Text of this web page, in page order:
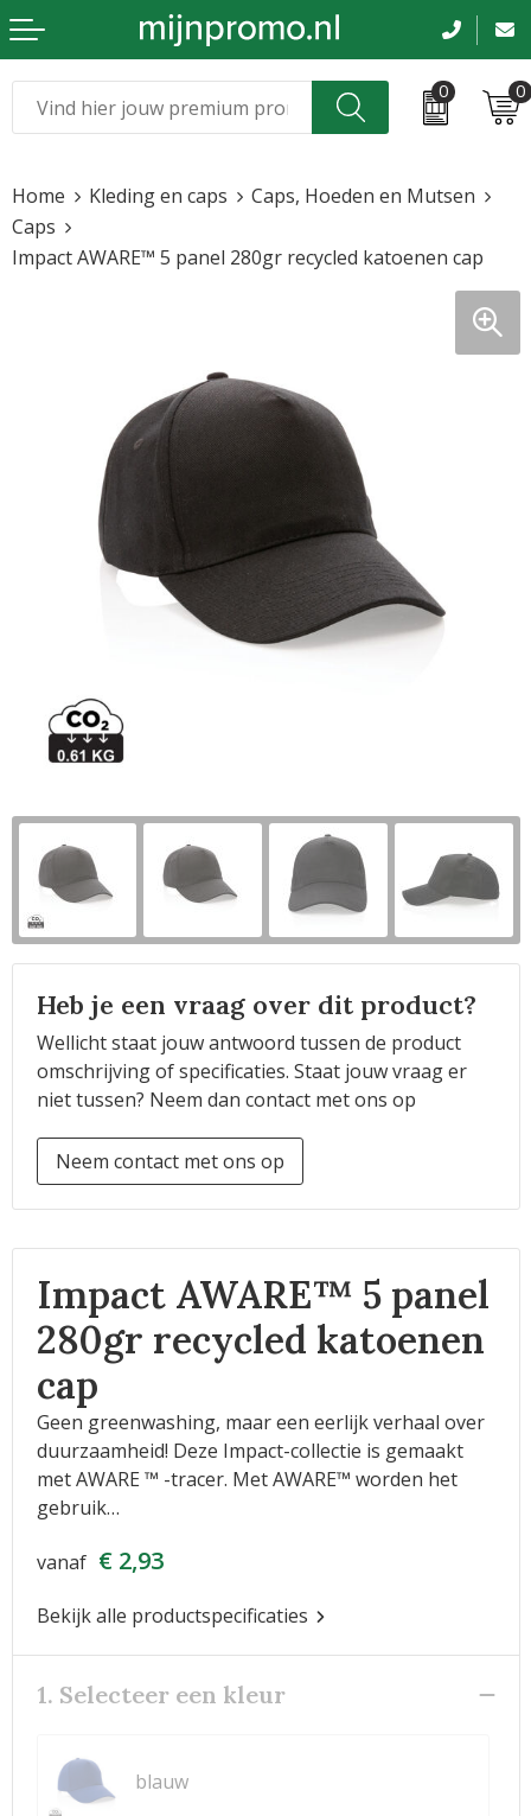
0 0
Kleding & caps
Sportkleding
Tassen en reizen
Beurs en evenementen
Bloemen en planten
Horeca
Sinterklaas
Voetbal, EK en WK
Home Kleding en caps
Caps, Hoeden en Mutsen
Caps
Impact AWARE™ 5 panel 280gr recycled katoenen cap
Heb je een vraag over dit product?
Wellicht staat jouw antwoord tussen de product
omschrijving of specificaties. Staat jouw vraag er
niet tussen? Neem dan contact met ons op
Neem contact met ons op
Impact AWARE™ 5 panel
280gr recycled katoenen
cap
Geen greenwashing, maar een eerlijk verhaal over
duurzaamheid! Deze Impact-collectie is gemaakt
met AWARE ™ -tracer. Met AWARE™ worden het
gebruik…
vanaf € 2,93
Bekijk alle productspecificaties
1. Selecteer een kleur
blauw